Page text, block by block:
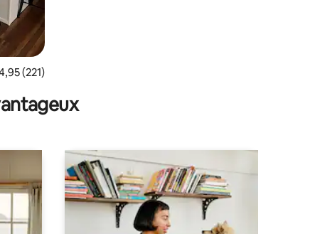
moyenne sur la base de 221 commentaires : 4,95 sur 5
(221)